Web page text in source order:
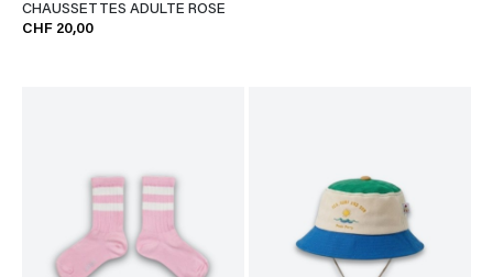
CHAUSSETTES ADULTE ROSE
CHF 20,00